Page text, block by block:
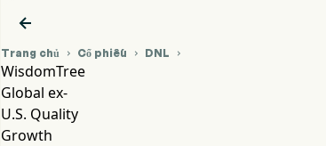

Trang chủ  Cổ phiếu  DNL 
WisdomTree
Global ex-
U.S. Quality
Growth